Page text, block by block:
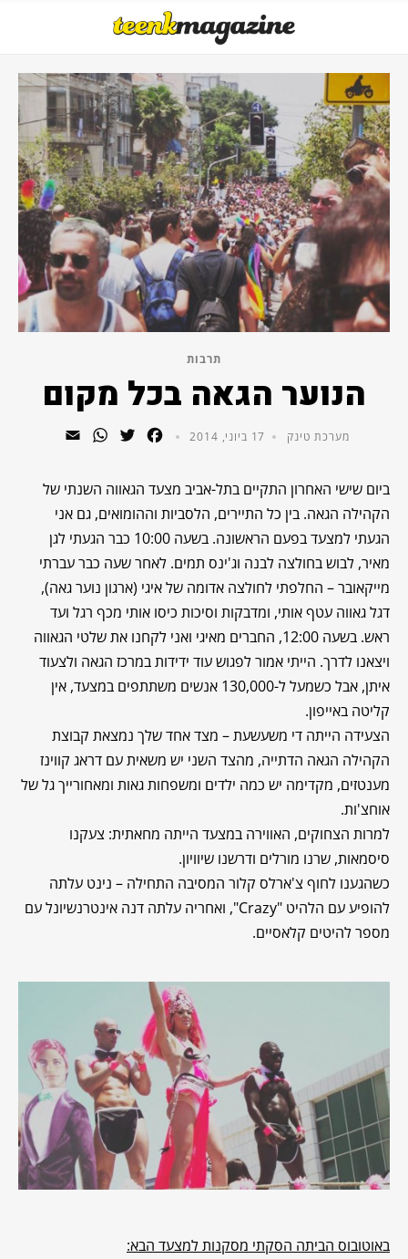
תרבות
הנוער הגאה בכל מקום
מערכת טינק 17 ביוני, 2014 Facebook
Twitter
WhatsApp
ביום שישי האחרון התקיים בתל-אביב מצעד הגאווה השנתי של
הקהילה הגאה. בין כל התיירים, הלסביות וההומואים, גם אני
הגעתי למצעד בפעם הראשונה. בשעה 10:00 כבר הגעתי לגן
מאיר, לבוש בחולצה לבנה וג'ינס תמים. לאחר שעה כבר עברתי
מייקאובר – החלפתי לחולצה אדומה של איגי (ארגון נוער גאה),
דגל גאווה עטף אותי, ומדבקות וסיכות כיסו אותי מכף רגל ועד
ראש. בשעה 12:00, החברים מאיגי ואני לקחנו את שלטי הגאווה
ויצאנו לדרך. הייתי אמור לפגוש עוד ידידות במרכז הגאה ולצעוד
איתן, אבל כשמעל ל-130,000 אנשים משתתפים במצעד, אין
קליטה באייפון.
הצעידה הייתה די משעשעת – מצד אחד שלך נמצאת קבוצת
הקהילה הגאה הדתייה, מהצד השני יש משאית עם דראג קווינז
מענטזים, מקדימה יש כמה ילדים ומשפחות גאות ומאחורייך גל של
אוחצ'ות.
למרות הצחוקים, האווירה במצעד הייתה מחאתית: צעקנו
סיסמאות, שרנו מורלים ודרשנו שיוויון.
כשהגענו לחוף צ'ארלס קלור המסיבה התחילה – נינט עלתה
להופיע עם הלהיט "Crazy", ואחריה עלתה דנה אינטרנשיונל עם
מספר להיטים קלאסיים.
באוטובוס הביתה הסקתי מסקנות למצעד הבא: